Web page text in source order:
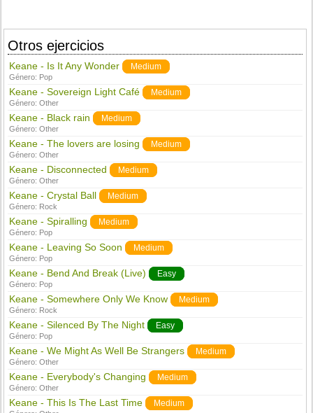
Otros ejercicios
Keane - Is It Any Wonder Medium
Género: Pop
Keane - Sovereign Light Café Medium
Género:Other
Keane - Black rain Medium
Género:Other
Keane - The lovers are losing Medium
Género:Other
Keane - Disconnected Medium
Género:Other
Keane - Crystal Ball Medium
Género: Rock
Keane - Spiralling Medium
Género: Pop
Keane - Leaving So Soon Medium
Género: Pop
Keane - Bend And Break (Live) Easy
Género: Pop
Keane - Somewhere Only We Know Medium
Género: Rock
Keane - Silenced By The Night Easy
Género: Pop
Keane - We Might As Well Be Strangers Medium
Género:Other
Keane - Everybody's Changing Medium
Género:Other
Keane - This Is The Last Time Medium